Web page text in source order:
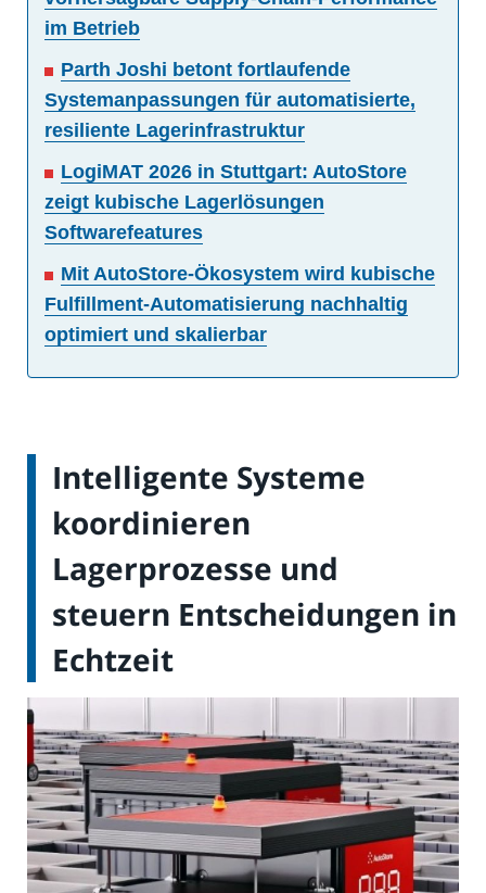
im Betrieb
Parth Joshi betont fortlaufende
Systemanpassungen für automatisierte,
resiliente Lagerinfrastruktur
LogiMAT 2026 in Stuttgart: AutoStore
zeigt kubische Lagerlösungen
Softwarefeatures
Mit AutoStore-Ökosystem wird kubische
Fulfillment-Automatisierung nachhaltig
optimiert und skalierbar
Intelligente Systeme
koordinieren
Lagerprozesse und
steuern Entscheidungen in
Echtzeit